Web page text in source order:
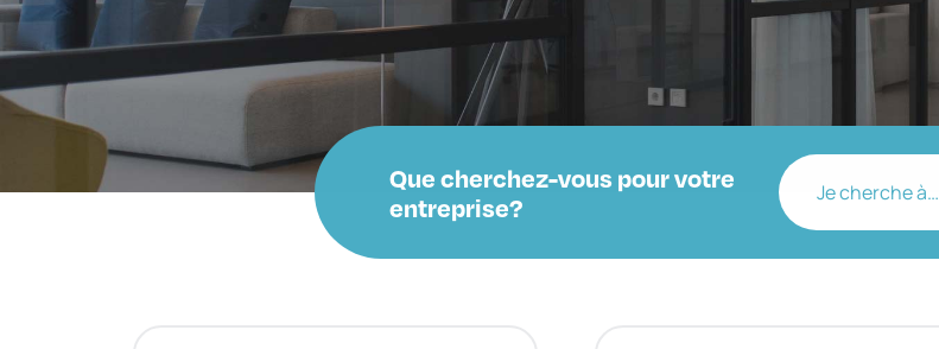
Que cherchez-vous pour votre
entreprise?
Je cherche à…